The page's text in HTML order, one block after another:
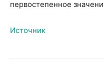
первостепенное
Источник